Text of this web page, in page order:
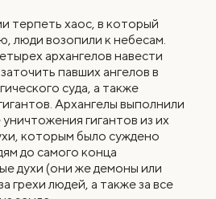
терпеть хаос, в который
люди возопили к небесам.
архангелов навести
павших ангелов в
суда, а также
Архангелы выполнили
гигантов из их
которым было суждено
до самого конца
духи (они же демоны или
грехи людей, а также за все